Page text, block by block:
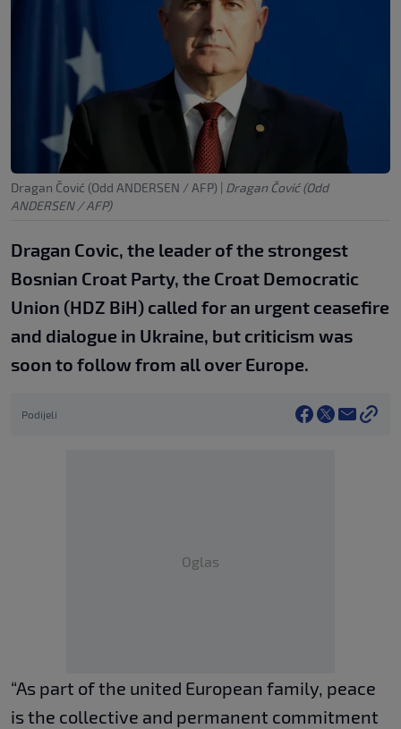
Dragan Čović (Odd ANDERSEN / AFP) | Dragan Čović (Odd
ANDERSEN / AFP)
Dragan Covic, the leader of the strongest
Bosnian Croat Party, the Croat Democratic
Union (HDZ BiH) called for an urgent ceasefire
and dialogue in Ukraine, but criticism was
soon to follow from all over Europe.
Podijeli
Oglas
“As part of the united European family, peace
is the collective and permanent commitment